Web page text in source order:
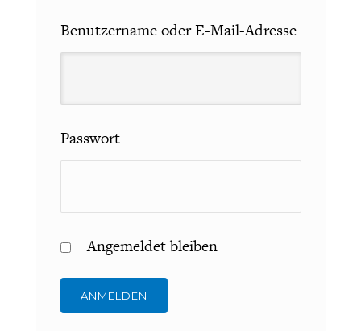
ECONOMISTS FOR FUTURE
DEUTSCHLAND
Benutzername oder E-Mail-Adresse
Passwort
Angemeldet bleiben
ANMELDEN